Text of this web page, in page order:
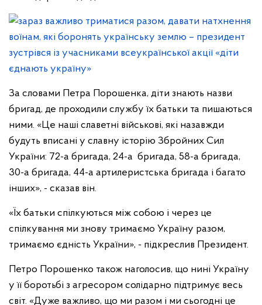
За словами Петра Порошенка, діти знають назви
бригад, де проходили службу їх батьки та пишаються
ними. «Це наші славетні військові, які назавжди
будуть вписані у славну історію Збройних Сил
України: 72-а бригада, 24-а бригада, 58-а бригада,
30-а бригада, 44-а артилеристська бригада і багато
інших», - сказав він.
«Їх батьки спілкуються між собою і через це
спілкування ми знову тримаємо Україну разом,
тримаємо єдність України», - підкреслив Президент.
Петро Порошенко також наголосив, що нині Україну
у її боротьбі з агресором солідарно підтримує весь
світ. «Дуже важливо, що ми разом і ми сьогодні це